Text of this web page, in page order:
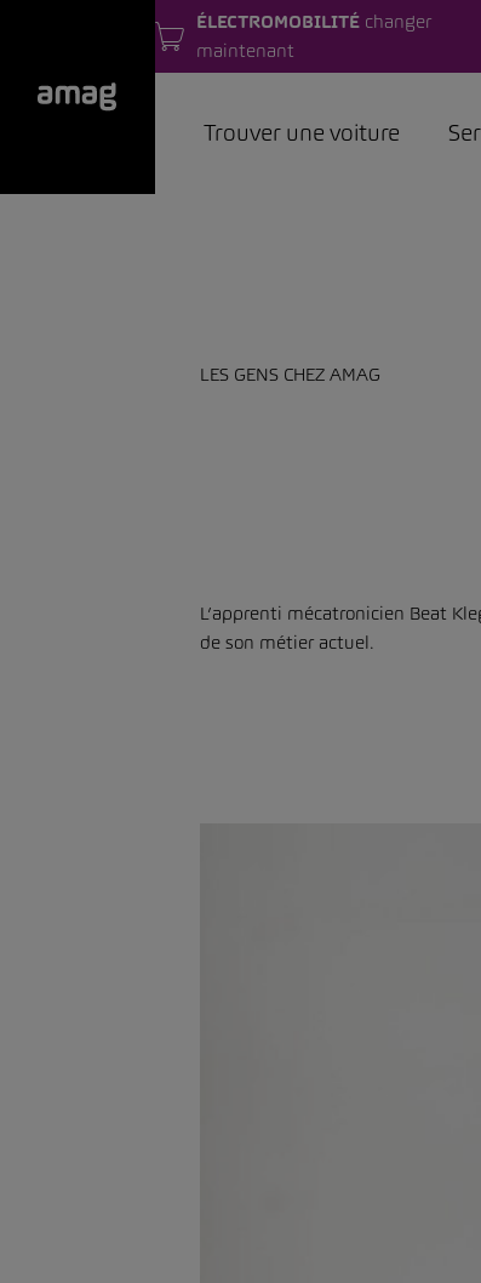
ÉLECTROMOBILITÉ changer
maintenant
Trouver une voiture
LES GENS CHEZ AMAG
L’apprenti mécatronicien Beat
de son métier actuel.